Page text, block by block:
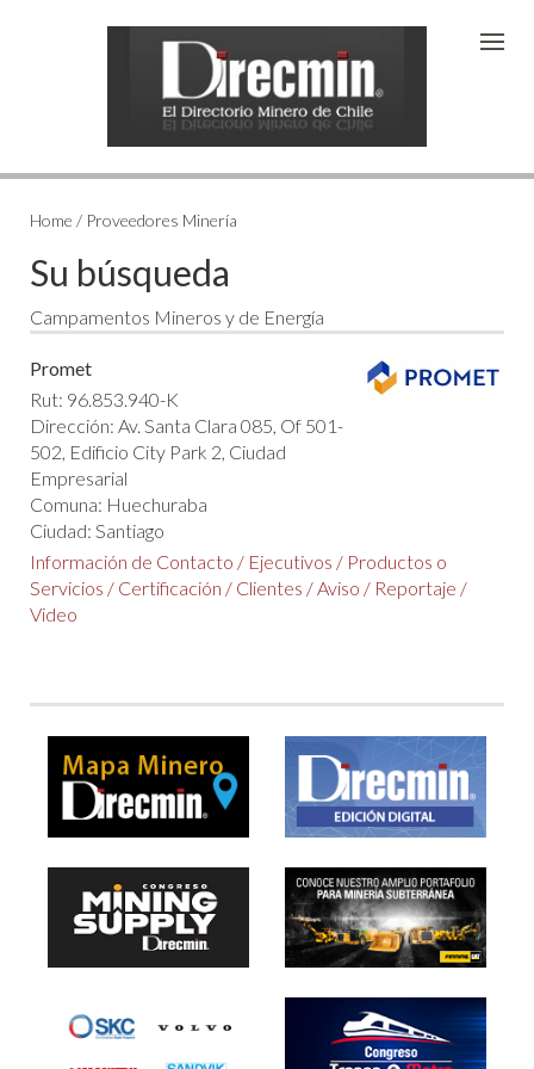
Home / Proveedores Minería
Su búsqueda
Campamentos Mineros y de Energía
Promet
Rut: 96.853.940-K
Dirección: Av. Santa Clara 085, Of 501-
502, Edificio City Park 2, Ciudad
Empresarial
Comuna: Huechuraba
Ciudad: Santiago
Información de Contacto / Ejecutivos / Productos o
Servicios / Certificación / Clientes /Aviso / Reportaje /
Video